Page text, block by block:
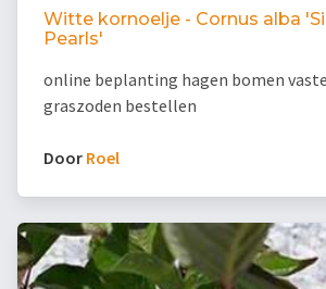
Witte kornoelje - Cornus alba
Pearls'
online beplanting hagen bomen
graszoden bestellen
Door Roel